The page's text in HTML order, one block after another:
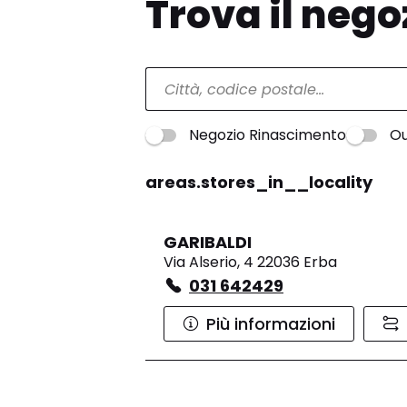
Trova il
Negozio Rinascimento
areas.stores_in__locality
GARIBALDI
Via Alserio, 4 22036 Erba
031 642429
Più informazioni